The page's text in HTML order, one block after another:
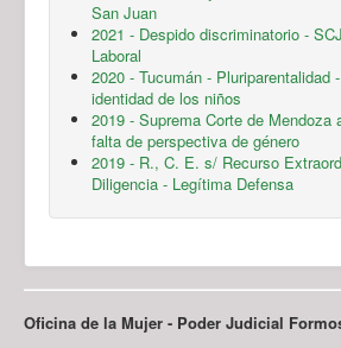
San Juan
2021 - Despido discriminatorio -
Laboral
2020 - Tucumán - Pluriparentalidad
identidad de los niños
2019 - Suprema Corte de Mendoza
falta de perspectiva de género
2019 - R., C. E. s/ Recurso
Diligencia - Legítima Defensa
Oficina de la Mujer - Poder Judicial